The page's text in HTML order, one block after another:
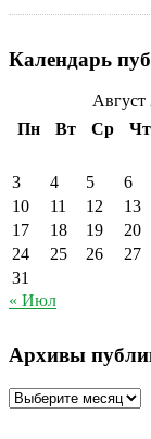
Календарь
Август
Пн
Вт Ср Чт
3
4 5 6
10
11 12 13
17
18 19 20
24
25 26 27
31
« Июл
Архивы
Архивы